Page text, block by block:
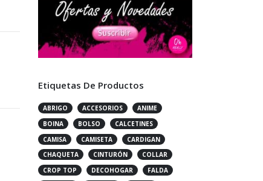
Etiquetas De Productos
ABRIGO ACCESORIOS
ANIME
BOINA
BOLSO
CALCETINES
CAMISA
CAMISETA
CARDIGAN
CHAQUETA
CINTURÓN
COLLAR
CROP TOP
DECOHOGAR
FALDA